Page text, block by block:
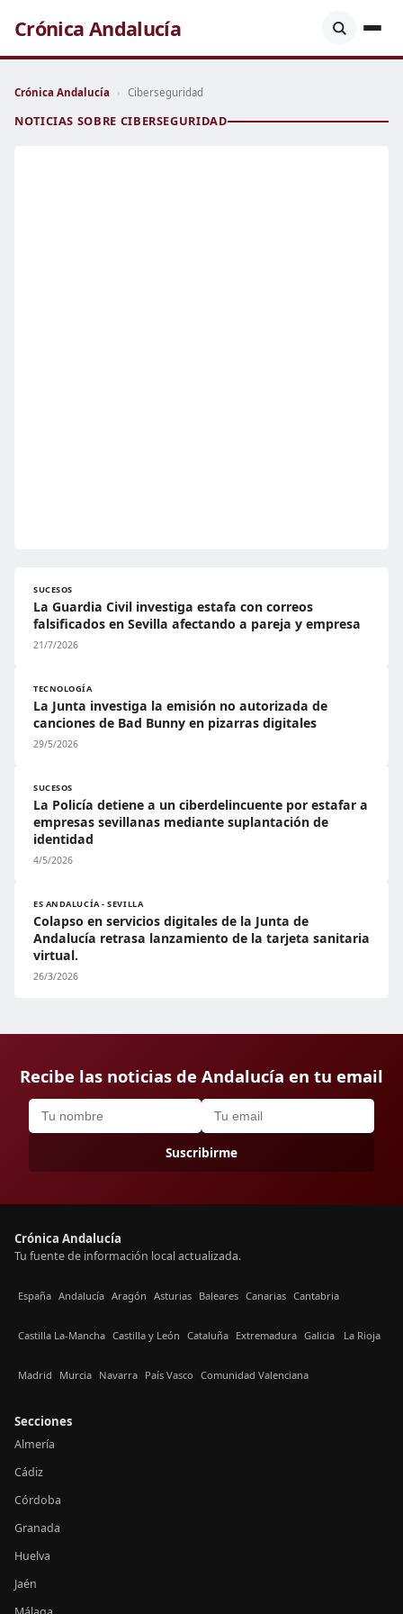
Crónica Andalucía
Crónica Andalucía › Ciberseguridad
NOTICIAS SOBRE CIBERSEGURIDAD
SUCESOS
La Guardia Civil investiga estafa con correos
falsificados en Sevilla afectando a pareja y empresa
21/7/2026
TECNOLOGÍA
La Junta investiga la emisión no autorizada de
canciones de Bad Bunny en pizarras digitales
29/5/2026
SUCESOS
La Policía detiene a un ciberdelincuente por estafar a
empresas sevillanas mediante suplantación de
identidad
4/5/2026
ES ANDALUCÍA - SEVILLA
Colapso en servicios digitales de la Junta de
Andalucía retrasa lanzamiento de la tarjeta sanitaria
virtual.
26/3/2026
Recibe las noticias de Andalucía en tu email
Suscribirme
Crónica Andalucía
Tu fuente de información local actualizada.
España Andalucía Aragón Asturias Baleares Canarias Cantabria
Castilla La-Mancha Castilla y León Cataluña Extremadura Galicia La Rioja
Madrid Murcia Navarra País Vasco Comunidad Valenciana
Secciones
Almería
Cádiz
Córdoba
Granada
Huelva
Jaén